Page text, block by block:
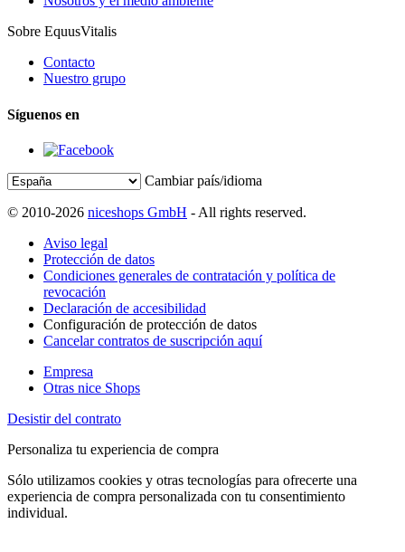
Sobre EquusVitalis
Contacto
Nuestro grupo
Síguenos en
Cambiar país/idioma
© 2010-2026 niceshops GmbH - All rights reserved.
Aviso legal
Protección de datos
Condiciones generales de contratación y política de
revocación
Declaración de accesibilidad
Configuración de protección de datos
Cancelar contratos de suscripción aquí
Empresa
Otras nice Shops
Desistir del contrato
Personaliza tu experiencia de compra
Sólo utilizamos cookies y otras tecnologías para ofrecerte una
experiencia de compra personalizada con tu consentimiento
individual.